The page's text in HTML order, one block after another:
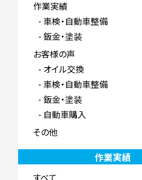
作業実績
車検・自動車整備
鈑金・塗装
お客様の声
オイル交換
車検・自動車整備
鈑金・塗装
自動車購入
その他
作業実績
すべて